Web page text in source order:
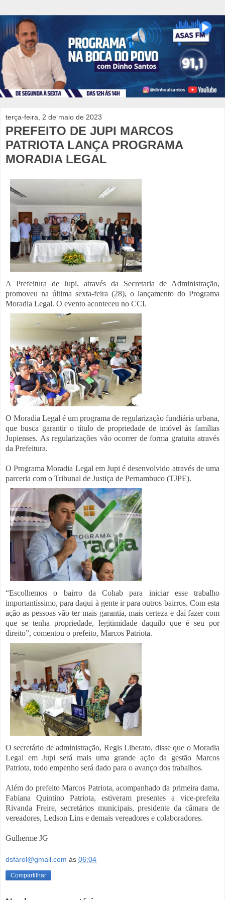
terça-feira, 2 de maio de 2023
PREFEITO DE JUPI MARCOS
PATRIOTA LANÇA PROGRAMA
MORADIA LEGAL
A Prefeitura de Jupi, através da Secretaria de Administração,
promoveu na última sexta-feira (28), o lançamento do Programa
Moradia Legal. O evento aconteceu no CCI.
O Moradia Legal é um programa de regularização fundiária urbana,
que busca garantir o título de propriedade de imóvel às famílias
Jupienses. As regularizações vão ocorrer de forma gratuita através
da Prefeitura.
O Programa Moradia Legal em Jupi é desenvolvido através de uma
parceria com o Tribunal de Justiça de Pernambuco (TJPE).
“Escolhemos o bairro da Cohab para iniciar esse trabalho
importantíssimo, para daqui à gente ir para outros bairros. Com esta
ação as pessoas vão ter mais garantia, mais certeza e daí fazer com
que se tenha propriedade, legitimidade daquilo que é seu por
direito”, comentou o prefeito, Marcos Patriota.
O secretário de administração, Regis Liberato, disse que o Moradia
Legal em Jupi será mais uma grande ação da gestão Marcos
Patriota, todo empenho será dado para o avanço dos trabalhos.
Além do prefeito Marcos Patriota, acompanhado da primeira dama,
Fabiana Quintino Patriota, estiveram presentes a vice-prefeita
Rivanda Freire, secretários municipais, presidente da câmara de
vereadores, Ledson Lins e demais vereadores e colaboradores.
Gulherme JG
dsfarol@gmail.com às 06:04
Compartilhar